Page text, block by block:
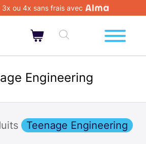
3x ou 4x sans frais avec
Engineering
Teenage Engineering